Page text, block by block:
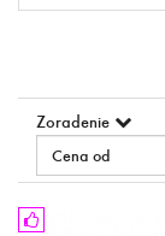
Zoradenie